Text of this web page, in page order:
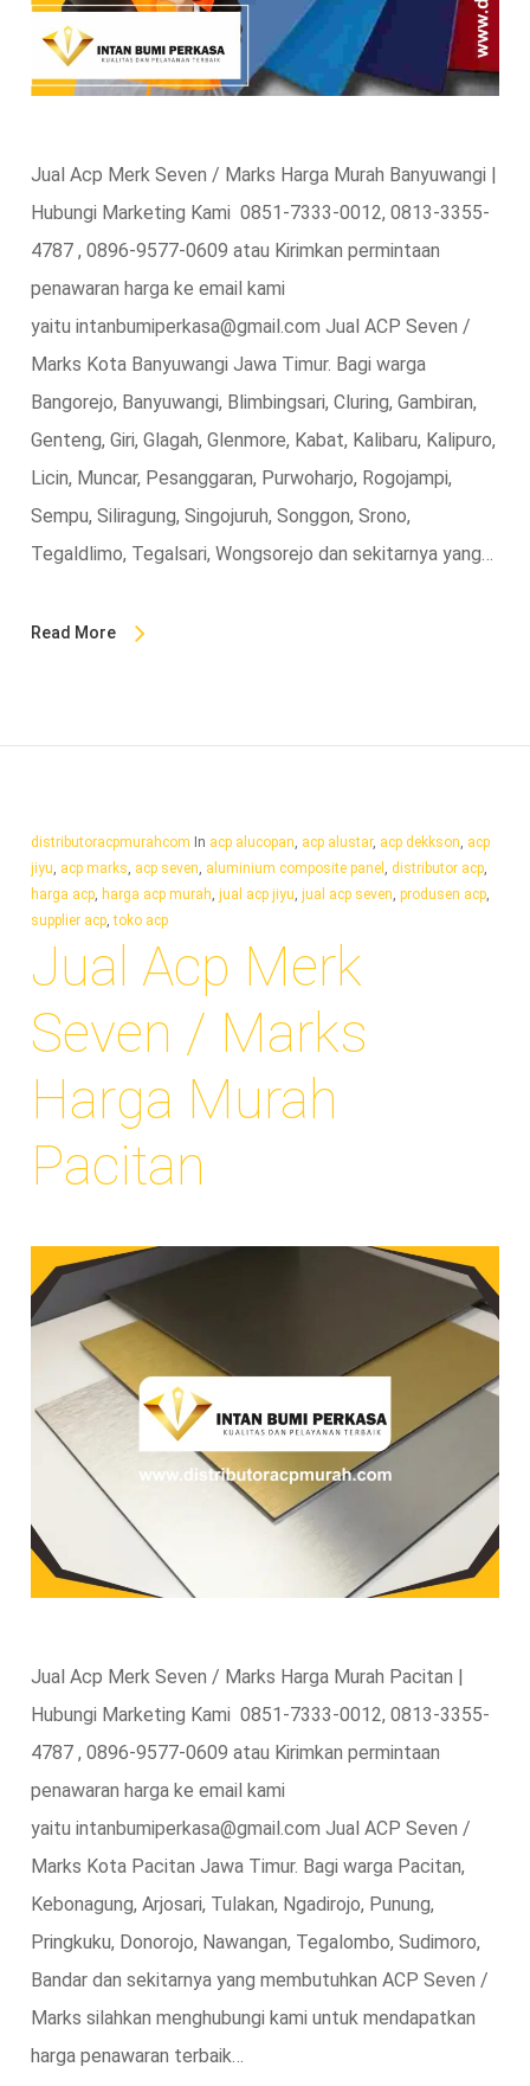
Jual Acp Merk Seven / Marks Harga Murah Banyuwangi |
Hubungi Marketing Kami 0851-7333-0012, 0813-3355-
4787 , 0896-9577-0609 atau Kirimkan permintaan
penawaran harga ke email kami
yaitu intanbumiperkasa@gmail.com Jual ACP Seven /
Marks Kota Banyuwangi Jawa Timur. Bagi warga
Bangorejo, Banyuwangi, Blimbingsari, Cluring, Gambiran,
Genteng, Giri, Glagah, Glenmore, Kabat, Kalibaru, Kalipuro,
Licin, Muncar, Pesanggaran, Purwoharjo, Rogojampi,
Sempu, Siliragung, Singojuruh, Songgon, Srono,
Tegaldlimo, Tegalsari, Wongsorejo dan sekitarnya yang…
Read More
distributoracpmurahcom In acp alucopan acp alustar, acp dekkson acp
jiyu acp marks acp seven aluminium composite panel distributor acp,
harga acp, harga acp murah jual acp jiyu jual acp seven produsen acp,
supplier acp,toko acp
Jual Acp Merk
Seven / Marks
Harga Murah
Pacitan
Jual Acp Merk Seven / Marks Harga Murah Pacitan |
Hubungi Marketing Kami 0851-7333-0012, 0813-3355-
4787 , 0896-9577-0609 atau Kirimkan permintaan
penawaran harga ke email kami
yaitu intanbumiperkasa@gmail.com Jual ACP Seven /
Marks Kota Pacitan Jawa Timur. Bagi warga Pacitan,
Kebonagung, Arjosari, Tulakan, Ngadirojo, Punung,
Pringkuku, Donorojo, Nawangan, Tegalombo, Sudimoro,
Bandar dan sekitarnya yang membutuhkan ACP Seven /
Marks silahkan menghubungi kami untuk mendapatkan
harga penawaran terbaik…